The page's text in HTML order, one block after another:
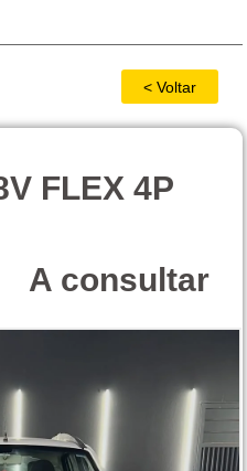
FLEX 4P
A consultar